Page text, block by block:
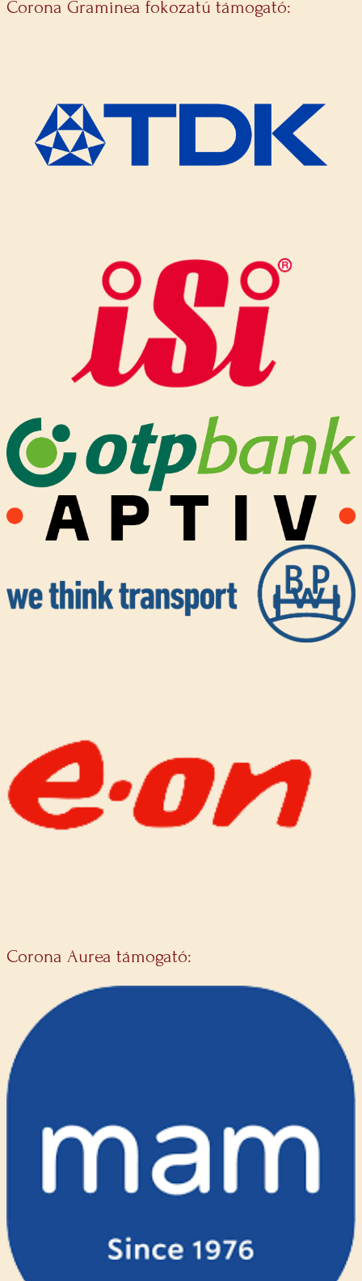
Corona Graminea fokozatú támogató:
Corona Aurea támogató: